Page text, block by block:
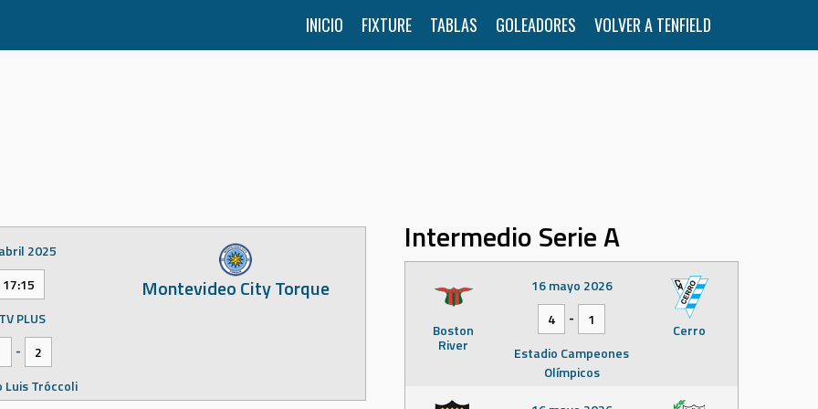
INICIO FIXTURE TABLAS GOLEADORES VOLVER A TENFIELD
Montevideo City Torque
2025
17:15
PLUS
-
2
Luis Tróccoli
Intermedio Serie A
Boston
River
Cerro
16 mayo 2026
4
-
1
Estadio Campeones
Olímpicos